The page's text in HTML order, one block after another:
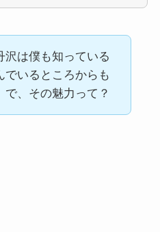
沢は僕も知っている
でいるところからも
で、その魅力って？